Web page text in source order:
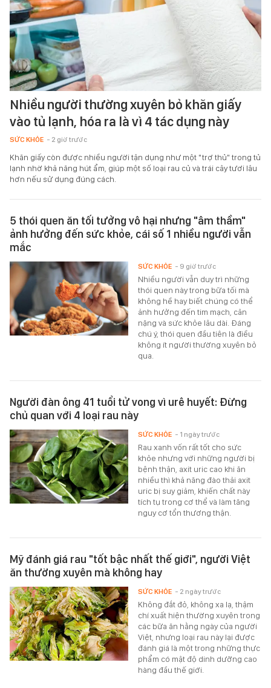
Nhiều người thường xuyên bỏ khăn giấy
vào tủ lạnh, hóa ra là vì 4 tác dụng này
SỨC KHỎE - 2 giờ trước
Khăn giấy còn được nhiều người tận dụng như một "trợ thủ" trong tủ
lạnh nhờ khả năng hút ẩm, giúp một số loại rau củ và trái cây tươi lâu
hơn nếu sử dụng đúng cách.
5 thói quen ăn tối tưởng vô hại nhưng "âm thầm"
ảnh hưởng đến sức khỏe, cái số 1 nhiều người vẫn
mắc
Nhiều người vẫn duy trì những
thói quen này trong bữa tối mà
không hề hay biết chúng có thể
ảnh hưởng đến tim mạch, cân
nặng và sức khỏe lâu dài. Đáng
chú ý, thói quen đầu tiên là điều
không ít người thường xuyên bỏ
qua.
SỨC KHỎE - 9 giờ trước
Người đàn ông 41 tuổi tử vong vì urê huyết: Đừng
chủ quan với 4 loại rau này
Rau xanh vốn rất tốt cho sức
khỏe nhưng với những người bị
bệnh thận, axit uric cao khi ăn
nhiều thì khả năng đào thải axit
uric bị suy giảm, khiến chất này
tích tụ trong cơ thể và làm tăng
nguy cơ tổn thương thận.
SỨC KHỎE - 1 ngày trước
Mỹ đánh giá rau "tốt bậc nhất thế giới", người Việt
ăn thường xuyên mà không hay
Không đắt đỏ, không xa lạ, thậm
chí xuất hiện thường xuyên trong
các bữa ăn hằng ngày của người
Việt, nhưng loại rau này lại được
đánh giá là một trong những thực
phẩm có mật độ dinh dưỡng cao
hàng đầu thế giới.
SỨC KHỎE - 2 ngày trước